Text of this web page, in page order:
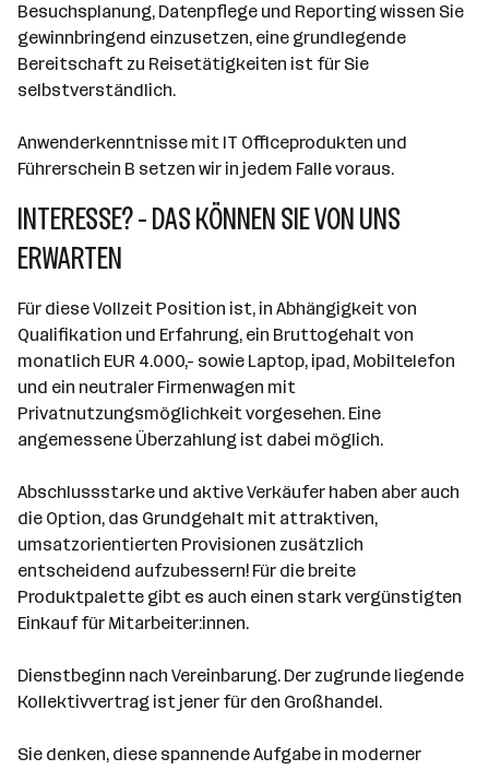
Besuchsplanung, Datenpflege und Reporting wissen Sie
gewinnbringend einzusetzen, eine grundlegende
Bereitschaft zu Reisetätigkeiten ist für Sie
selbstverständlich.
Anwenderkenntnisse mit IT Officeprodukten und
Führerschein B setzen wir in jedem Falle voraus.
INTERESSE? - DAS KÖNNEN SIE VON UNS
ERWARTEN
Für diese Vollzeit Position ist, in Abhängigkeit von
Qualifikation und Erfahrung, ein Bruttogehalt von
monatlich EUR 4.000,- sowie Laptop, ipad, Mobiltelefon
und ein neutraler Firmenwagen mit
Privatnutzungsmöglichkeit vorgesehen. Eine
angemessene Überzahlung ist dabei möglich.
Abschlussstarke und aktive Verkäufer haben aber auch
die Option, das Grundgehalt mit attraktiven,
umsatzorientierten Provisionen zusätzlich
entscheidend aufzubessern! Für die breite
Produktpalette gibt es auch einen stark vergünstigten
Einkauf für Mitarbeiter:innen.
Dienstbeginn nach Vereinbarung. Der zugrunde liegende
Kollektivvertrag ist jener für den Großhandel.
Sie denken, diese spannende Aufgabe in moderner